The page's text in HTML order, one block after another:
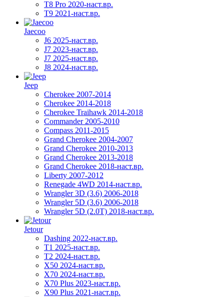
T8 Pro 2020-наст.вр.
T9 2021-наст.вр.
Jaecoo
J6 2025-наст.вр.
J7 2023-наст.вр.
J7 2025-наст.вр.
J8 2024-наст.вр.
Jeep
Cherokee 2007-2014
Cherokee 2014-2018
Cherokee Traihawk 2014-2018
Commander 2005-2010
Compass 2011-2015
Grand Cherokee 2004-2007
Grand Cherokee 2010-2013
Grand Cherokee 2013-2018
Grand Cherokee 2018-наст.вр.
Liberty 2007-2012
Renegade 4WD 2014-наст.вр.
Wrangler 3D (3.6) 2006-2018
Wrangler 5D (3.6) 2006-2018
Wrangler 5D (2.0T) 2018-наст.вр.
Jetour
Dashing 2022-наст.вр.
T1 2025-наст.вр.
T2 2024-наст.вр.
X50 2024-наст.вр.
X70 2024-наст.вр.
X70 Plus 2023-наст.вр.
X90 Plus 2021-наст.вр.